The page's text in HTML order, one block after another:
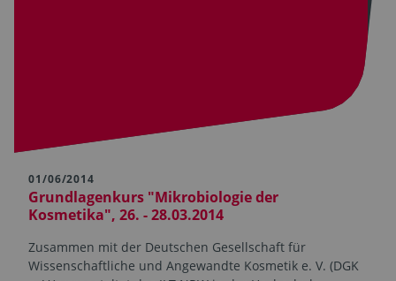
01/06/2014
Grundlagenkurs "Mikrobiologie der
Kosmetika", 26. - 28.03.2014
Zusammen mit der Deutschen Gesellschaft für
Wissenschaftliche und Angewandte Kosmetik e. V. (DGK